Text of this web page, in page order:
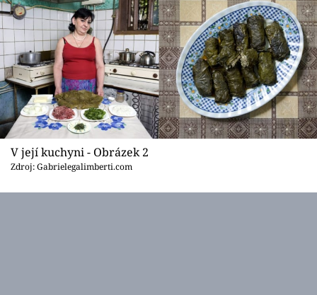
Přihlášení
Sledujte nás
V její kuchyni - Obrázek 2
Zdroj: Gabrielegalimberti.com